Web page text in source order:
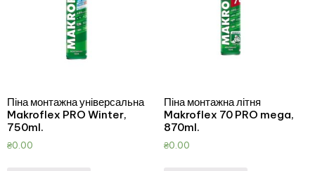
Піна монтажна універсальна
Makroflex PRO Winter,
750ml.
₴0.00
Піна монтажна літня
Makroflex 70 PRO mega,
870ml.
₴0.00